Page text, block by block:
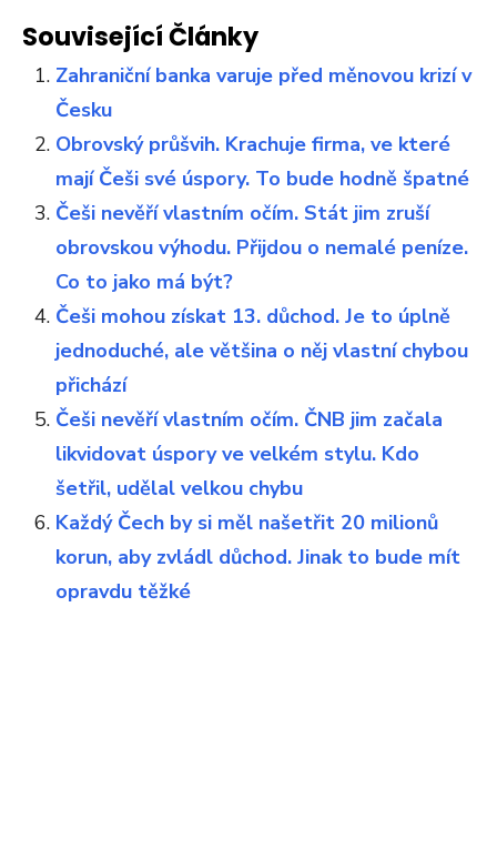
Související Články
Zahraniční banka varuje před měnovou krizí v
Česku
Obrovský průšvih. Krachuje firma, ve které
mají Češi své úspory. To bude hodně špatné
Češi nevěří vlastním očím. Stát jim zruší
obrovskou výhodu. Přijdou o nemalé peníze.
Co to jako má být?
Češi mohou získat 13. důchod. Je to úplně
jednoduché, ale většina o něj vlastní chybou
přichází
Češi nevěří vlastním očím. ČNB jim začala
likvidovat úspory ve velkém stylu. Kdo
šetřil, udělal velkou chybu
Každý Čech by si měl našetřit 20 milionů
korun, aby zvládl důchod. Jinak to bude mít
opravdu těžké